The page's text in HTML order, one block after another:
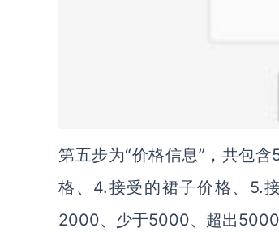
第五步为“价格信息”，共包
格、4.接受的裙子价格、5.
2000、少于5000、超出5000